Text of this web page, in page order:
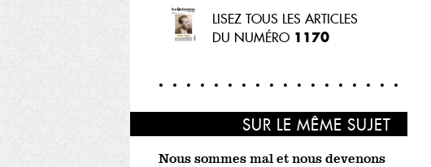
LISEZ TOUS LES ARTICLES
DU NUMÉRO 1170
SUR LE MÊME SUJET
Nous sommes mal et nous devenons